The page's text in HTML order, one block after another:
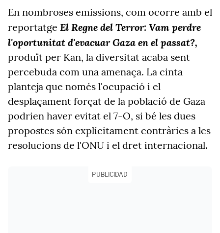
En nombroses emissions, com ocorre amb el
reportatge El Regne del Terror: Vam perdre
l'oportunitat d'evacuar Gaza en el passat?,
produït per Kan, la diversitat acaba sent
percebuda com una amenaça. La cinta
planteja que només l'ocupació i el
desplaçament forçat de la població de Gaza
podrien haver evitat el 7-O, si bé les dues
propostes són explícitament contràries a les
resolucions de l'ONU i el dret internacional.
PUBLICIDAD